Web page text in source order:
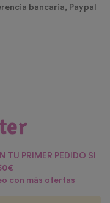
bancaria, Paypal
TU PRIMER PEDIDO SI
con más ofertas